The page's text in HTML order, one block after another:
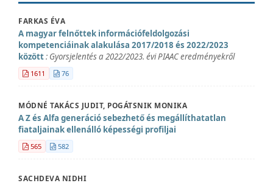
FARKAS ÉVA
A magyar felnőttek információfeldolgozási
kompetenciáinak alakulása 2017/2018 és 2022/2023
között: Gyorsjelentés a 2022/2023. évi PIAAC eredményekről
1611 76
MÓDNÉ TAKÁCS JUDIT, POGÁTSNIK MONIKA
A Z és Alfa generáció sebezhető és megállíthatatlan
fiataljainak ellenálló képességi profiljai
565 582
SACHDEVA NIDHI